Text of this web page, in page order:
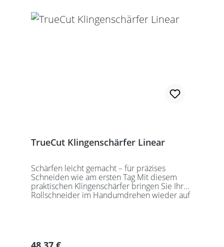
TrueCut Klingenschärfer Linear
Schärfen leicht gemacht – für präzises
Schneiden wie am ersten Tag Mit diesem
praktischen Klingenschärfer bringen Sie Ihre
Rollschneider im Handumdrehen wieder auf
eine sichere Anwendung ohne
Regulärer Preis: